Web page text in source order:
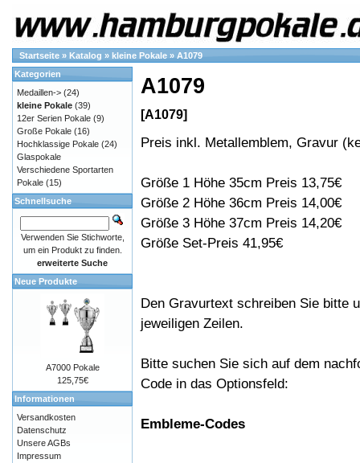
Startseite » Katalog » kleine Pokale » A1079
A1079
[A1079]
Preis inkl. Metallemblem, Gravur
Größe 1 Höhe 35cm Preis 13,75€
Größe 2 Höhe 36cm Preis 14,00€
Größe 3 Höhe 37cm Preis 14,20€
Größe Set-Preis 41,95€
Den Gravurtext schreiben Sie bitte
jeweiligen Zeilen.
Bitte suchen Sie sich auf dem
Code in das Optionsfeld:
Embleme-Codes
Kategorien
Medaillen-> (24)
kleine Pokale (39)
12er Serien Pokale (9)
Große Pokale (16)
Hochklassige Pokale (24)
Glaspokale
Verschiedene Sportarten
Pokale (15)
Schnellsuche
Verwenden Sie Stichworte,
um ein Produkt zu finden.
erweiterte Suche
Neue Produkte
A7000 Pokale
125,75€
Informationen
Versandkosten
Datenschutz
Unsere AGBs
Impressum